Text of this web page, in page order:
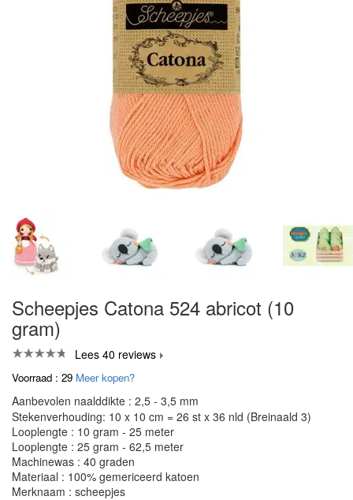
Scheepjes Catona 524 abricot (10
gram)
Lees 40 reviews
Voorraad : 29 Meer kopen?
Aanbevolen naalddikte : 2,5 - 3,5 mm
Stekenverhouding: 10 x 10 cm = 26 st x 36 nld (Breinaald 3)
Looplengte : 10 gram - 25 meter
Looplengte : 25 gram - 62,5 meter
Machinewas : 40 graden
Materiaal : 100% gemericeerd katoen
Merknaam : scheepjes